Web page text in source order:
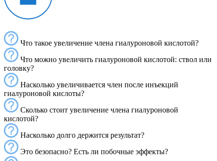
Что такое увеличение члена гиалуроновой кислотой?
Что можно увеличить гиалуроновой кислотой: ствол или
головку?
Насколько увеличивается член после инъекций
гиалуроновой кислоты?
Сколько стоит увеличение члена гиалуроновой
кислотой?
Насколько долго держится результат?
Это безопасно? Есть ли побочные эффекты?